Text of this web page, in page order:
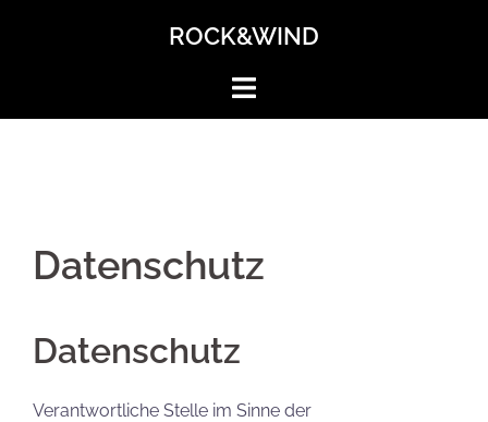
ROCK&WIND
Datenschutz
Datenschutz
Verantwortliche Stelle im Sinne der